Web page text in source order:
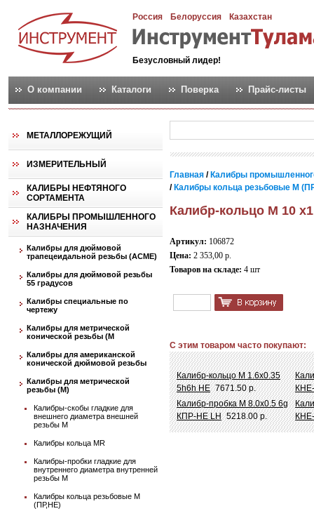
Россия Белоруссия Казахстан
Безусловный лидер!
О компании Каталоги Поверка Прайс-листы
МЕТАЛЛОРЕЖУЩИЙ
ИЗМЕРИТЕЛЬНЫЙ
КАЛИБРЫ НЕФТЯНОГО
СОРТАМЕНТА
КАЛИБРЫ ПРОМЫШЛЕННОГО
НАЗНАЧЕНИЯ
Калибры для дюймовой
трапецеидальной резьбы (АСМЕ)
Калибры для дюймовой резьбы
55 градусов
Калибры специальные по
чертежу
Калибры для метрической
конической резьбы (М
Калибры для американской
конической дюймовой резьбы
Калибры для метрической
резьбы (М)
Калибры-скобы гладкие для
внешнего диаметра внешней
резьбы М
Калибры кольца MR
Калибры-пробки гладкие для
внутреннего диаметра внутренней
резьбы М
Калибры кольца резьбовые М
(ПР,НЕ)
Главная / Калибры
/ Калибры кольца резьбовые М
Калибр-кольцо М 10
Артикул: 106872
Цена: 2 353,00 р.
Товаров на складе: 4 шт
С этим товаром часто покупают:
Калибр-кольцо М 1.6х0.35
5h6h НЕ 7671.50 р.
Калибр-пробка М 8.0х0.5 6g
КПР-НЕ LH 5218.00 р.